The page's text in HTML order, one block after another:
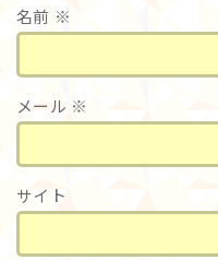
名前 ※
メール ※
サイト